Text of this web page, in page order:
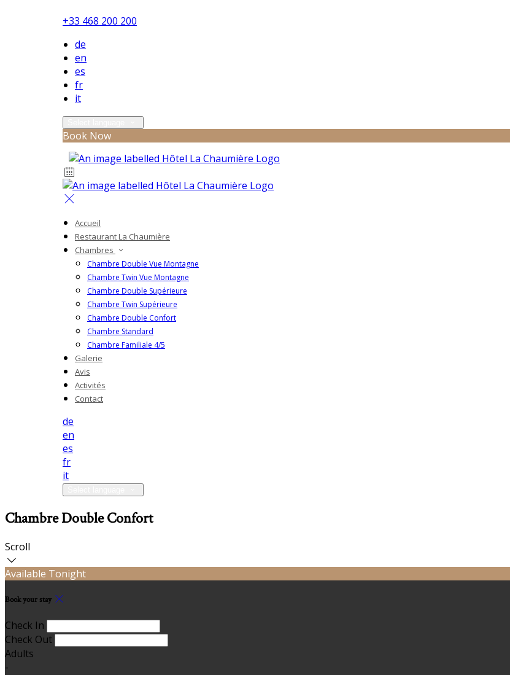
+33 468 200 200
de
en
es
fr
it
Book Now
Accueil
Restaurant La Chaumière
Chambres
Chambre Double Vue Montagne
Chambre Twin Vue Montagne
Chambre Double Supérieure
Chambre Twin Supérieure
Chambre Double Confort
Chambre Standard
Chambre Familiale 4/5
Galerie
Avis
Activités
Contact
de
en
es
fr
it
Chambre Double Confort
Scroll
Available Tonight
Book your stay
Check In
Check Out
Adults
-